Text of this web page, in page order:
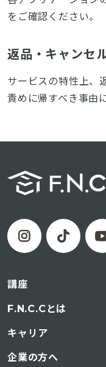
をご確認ください。
返品・キャンセ
サービスの特性上、
責めに帰すべき事由
講座
F.N.C.Cとは
キャリア
企業の方へ